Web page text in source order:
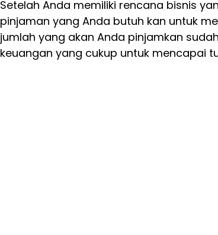
Setelah Anda memiliki rencana bisnis
pinjaman yang Anda butuh kan untuk
jumlah yang akan Anda pinjamkan
keuangan yang cukup untuk mencapai